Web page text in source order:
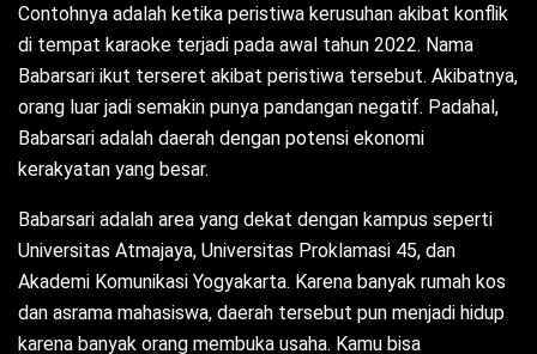
Contohnya adalah ketika peristiwa kerusuhan akibat konflik
di tempat karaoke terjadi pada awal tahun 2022. Nama
Babarsari ikut terseret akibat peristiwa tersebut. Akibatnya,
orang luar jadi semakin punya pandangan negatif. Padahal,
Babarsari adalah daerah dengan potensi ekonomi
kerakyatan yang besar.
Babarsari adalah area yang dekat dengan kampus seperti
Universitas Atmajaya, Universitas Proklamasi 45, dan
Akademi Komunikasi Yogyakarta. Karena banyak rumah kos
dan asrama mahasiswa, daerah tersebut pun menjadi hidup
karena banyak orang membuka usaha. Kamu bisa